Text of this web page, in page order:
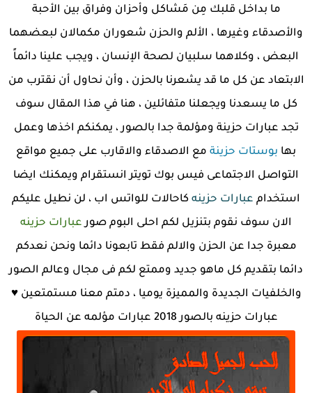
ما بداخل قلبك مِن مَشاكل وأحزان وفراق بين الأحبة
والأصدقاء وغيرها ، الألم والحزن شعوران مكمالان لبعضهما
البعض ، وكلاهما سلبيان لصحة الإنسان ، ويجب علينا دائماً
الابتعاد عن كل ما قد يشعرنا بالحزن ، وأن نحاول أن نقترب من
كل ما يسعدنا ويجعلنا متفائلين ، هنا في هذا المقال سوف
تجد عبارات حزينة ومؤلمة جدا بالصور ، يمكنكم اخذها وعمل
بها بوستات حزينة مع الاصدقاء والاقارب على جميع مواقع
التواصل الاجتماعى فيس بوك تويتر انستقرام ويمكنك ايضا
استخدام عبارات حزينه كاحالات للواتس اب ، لن نطيل عليكم
الان سوف نقوم بتنزيل لكم احلى البوم صورعبارات حزينه
معبرة جدا عن الحزن والالم فقط تابعونا دائما ونحن نعدكم
دائما بتقديم كل ماهو جديد وممتع لكم فى مجال وعالم الصور
والخلفيات الجديدة والمميزة يوميا ، دمتم معنا مستمتعين ♥
عبارات حزينه بالصور 2018 عبارات مؤلمه عن الحياة